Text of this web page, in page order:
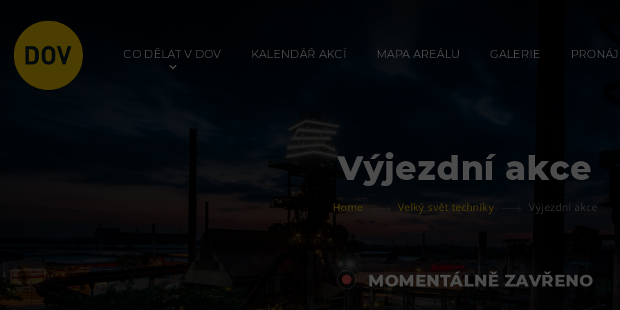
CO DĚLAT V DOV KALENDÁŘ AKCÍ MAPA AREÁLU GALERIE
Výjezdní akce
Home Velký svět techniky Výjezdní akce
MOMENTÁLNĚ ZAVŘENO
Malý svět techniky U6
Dětský svět
Hornické muzeum
Občerstvení
L’Osteria